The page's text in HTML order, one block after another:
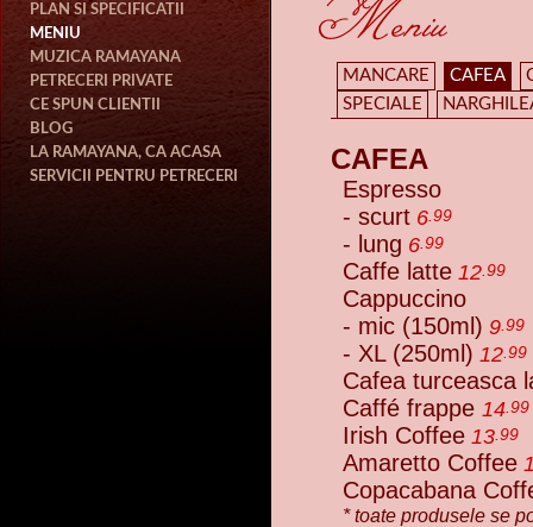
PLAN SI SPECIFICATII
MENIU
MUZICA RAMAYANA
PETRECERI PRIVATE
CE SPUN CLIENTII
BLOG
LA RAMAYANA, CA ACASA
SERVICII PENTRU PETRECERI
MANCARE CAFEA
SPECIALE
CAFEA
Espresso
- scurt 6 .99
- lung 6 .99
Caffe latte 12 .99
Cappuccino
- mic (150ml) 9 .99
- XL (250ml) 12 .99
Cafea turceasca
Caffé frappe 14 .99
Irish Coffee 13 .99
Amaretto Coffee
Copacabana
* toate produsele se